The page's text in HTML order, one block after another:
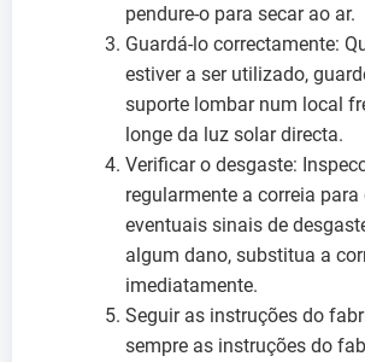
pendure-o para secar ao ar.
Guardá-lo correctamente:
estiver a ser utilizado,
suporte lombar num local
longe da luz solar directa.
Verificar o desgaste:
regularmente a correia para
eventuais sinais de
algum dano, substitua a
imediatamente.
Seguir as instruções do
sempre as instruções do